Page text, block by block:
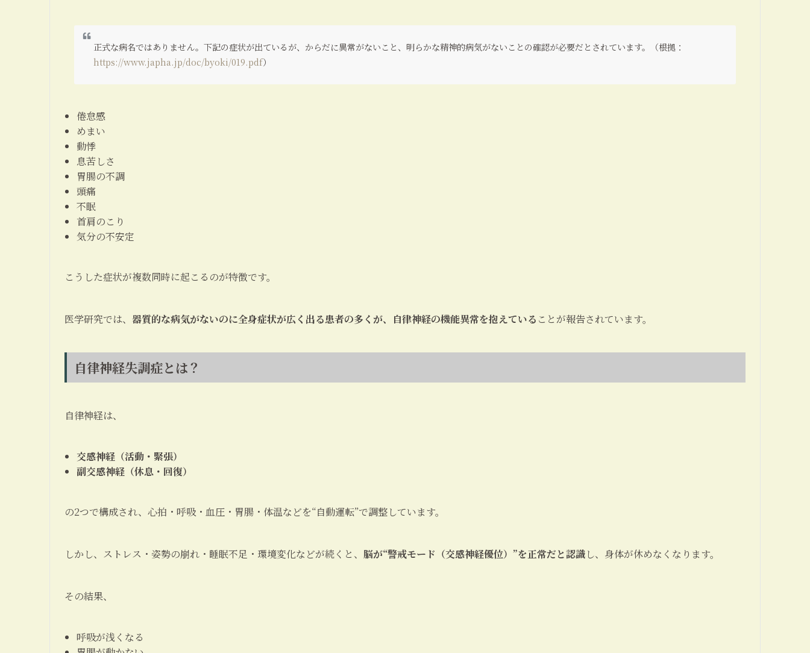
正式な病名ではありません。下記の症状が出ているが、からだに異常がないこと、明らかな精神的病気がないことの確認が必要だとされています。（根拠：
https://www.japha.jp/doc/byoki/019.pdf）
倦怠感
めまい
動悸
息苦しさ
胃腸の不調
頭痛
不眠
首肩のこり
気分の不安定
こうした症状が複数同時に起こるのが特徴です。
医学研究では、 器質的な病気がないのに全身症状が広く出る患者の多くが、自律神経の機能異常を抱えている ことが報告されています。
自律神経失調症とは？
自律神経は、
交感神経（活動・緊張）
副交感神経（休息・回復）
の2つで構成され、心拍・呼吸・血圧・胃腸・体温などを“自動運転”で調整しています。
しかし、ストレス・姿勢の崩れ・睡眠不足・環境変化などが続くと、 脳が“警戒モード（交感神経優位）”を正常だと認識し、身体が休めなくなります。
その結果、
呼吸が浅くなる